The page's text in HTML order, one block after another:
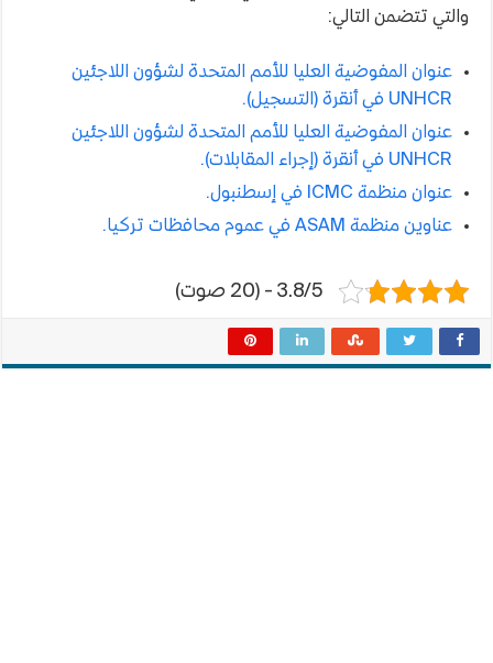
والتي تتضمن التالي:
عنوان المفوضية العليا للأمم المتحدة لشؤون اللاجئين
UNHCR في أنقرة (التسجيل).
عنوان المفوضية العليا للأمم المتحدة لشؤون اللاجئين
UNHCR في أنقرة (إجراء المقابلات).
عنوان منظمة ICMC في إسطنبول.
عناوين منظمة ASAM في عموم محافظات تركيا.
3.8/5 - (20 صوت)